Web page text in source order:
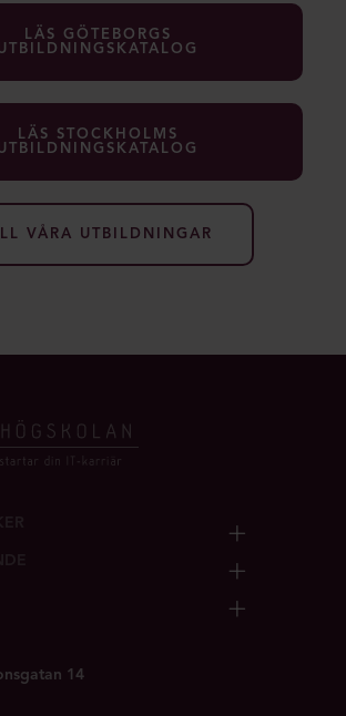
LÄS GÖTEBORGS
LÄS STOCKHOLMS
VÅRA UTBILDNINGAR
14